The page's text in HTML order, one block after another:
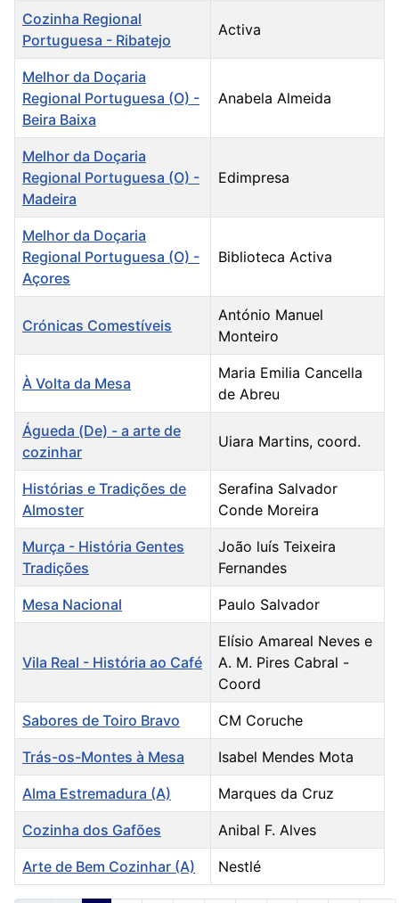
Artigos
Cozinha Regional
Portuguesa - Ribatejo
Activa
Melhor da Doçaria
Regional Portuguesa (O) -
Beira Baixa
Anabela Almeida
Melhor da Doçaria
Regional Portuguesa (O) -
Madeira
Edimpresa
Melhor da Doçaria
Regional Portuguesa (O) -
Açores
Biblioteca Activa
Crónicas Comestíveis
António Manuel
Monteiro
À Volta da Mesa
Maria Emilia Cancella
de Abreu
Águeda (De) - a arte de
cozinhar
Uiara Martins, coord.
Histórias e Tradições de
Almoster
Serafina Salvador
Conde Moreira
Murça - História Gentes
Tradições
João luís Teixeira
Fernandes
Mesa Nacional Paulo Salvador
Vila Real - História ao Café
Elísio Amareal Neves e
A. M. Pires Cabral -
Coord
Sabores de Toiro Bravo CM Coruche
Trás-os-Montes à Mesa Isabel Mendes Mota
Alma Estremadura (A) Marques da Cruz
Cozinha dos Gafões Anibal F. Alves
Arte de Bem Cozinhar (A) Nestlé